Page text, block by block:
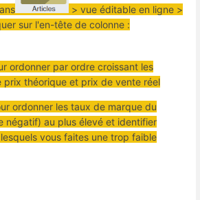
> vue éditable en ligne >
sur l'en-tête de colonne :
ordonner par ordre croissant les
prix théorique et prix de vente réel
ordonner les taux de marque du
négatif) au plus élevé et identifier
vous faites une trop faible